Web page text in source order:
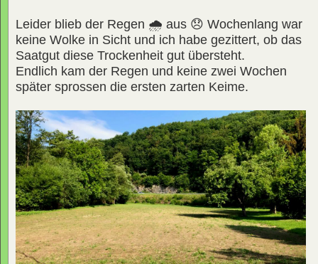
Leider blieb der Regen 🌧 aus 😞 Wochenlang war
keine Wolke in Sicht und ich habe gezittert, ob das
Saatgut diese Trockenheit gut übersteht.
Endlich kam der Regen und keine zwei Wochen
später sprossen die ersten zarten Keime.